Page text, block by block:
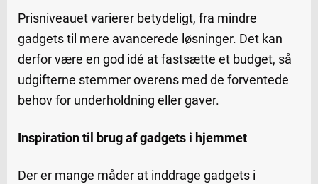
Prisniveauet varierer betydeligt, fra mindre
gadgets til mere avancerede løsninger. Det kan
derfor være en god idé at fastsætte et budget, så
udgifterne stemmer overens med de forventede
behov for underholdning eller gaver.
Inspiration til brug af gadgets i hjemmet
Der er mange måder at inddrage gadgets i